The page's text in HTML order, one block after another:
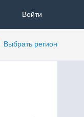
Войти
Выбрать регион